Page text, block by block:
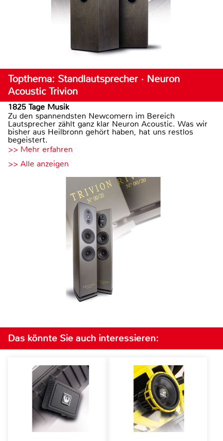
Topthema: Standlautsprecher · Neuron
Acoustic Trivion
1825 Tage Musik
Zu den spannendsten Newcomern im Bereich
Lautsprecher zählt ganz klar Neuron Acoustic. Was wir
bisher aus Heilbronn gehört haben, hat uns restlos
begeistert.
>> Mehr erfahren
>> Alle anzeigen
Das könnte Sie auch interessieren: